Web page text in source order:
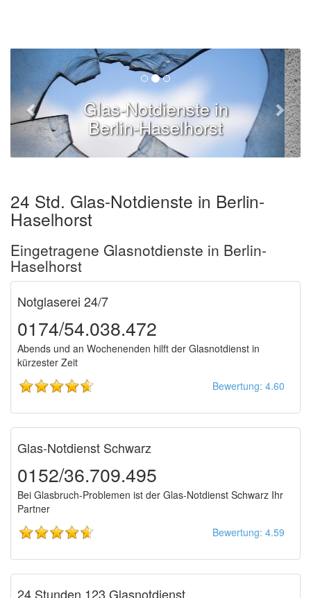
Glas-Notdienste in
Berlin-Haselhorst
24 Std. Glas-Notdienste in Berlin-
Haselhorst
Eingetragene Glasnotdienste in Berlin-
Haselhorst
Notglaserei 24/7
0174/54.038.472
Abends und an Wochenenden hilft der Glasnotdienst in
kürzester Zeit
Bewertung: 4.60
Glas-Notdienst Schwarz
0152/36.709.495
Bei Glasbruch-Problemen ist der Glas-Notdienst Schwarz Ihr
Partner
Bewertung: 4.59
24 Stunden 123 Glasnotdienst